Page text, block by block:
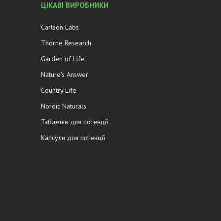
ЦІКАВІ ВИРОБНИКИ
Carlson Labs
Thorne Research
Garden of Life
Nature's Answer
Country Life
Nordic Naturals
Таблетки для потенції
Капсули для потенції